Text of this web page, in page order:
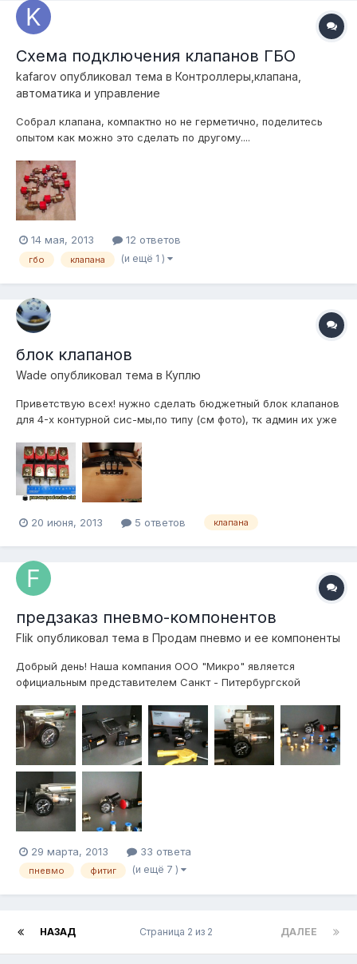
Схема подключения клапанов ГБО
kafarov опубликовал тема в Контроллеры,клапана,
автоматика и управление
Собрал клапана, компактно но не герметично, поделитесь
опытом как можно это сделать по другому....
14 мая, 2013 12 ответов
гбо клапана (и ещё 1 )
блок клапанов
Wade опубликовал тема в Куплю
Приветствую всех! нужно сделать бюджетный блок клапанов
для 4-х контурной сис-мы,по типу (см фото), тк админ их уже
много инфы) кто возьмется?
20 июня, 2013 5 ответов клапана
предзаказ пневмо-компонентов
Flik опубликовал тема в Продам пневмо и ее компоненты
Добрый день! Наша компания ООО "Микро" является
официальным представителем Санкт - Питербургской
пневмооборудование является взаимозаменяемым с
изделиями фирм "FESTO", "SMC", "Pnevmolux", "Camozzi",
"Parker", "TECO Pneumatic" и др. Список оборудован...
29 марта, 2013 33 ответа
пневмо фитиг (и ещё 7 )
НАЗАД ДАЛЕЕ
Страница 2 из 2